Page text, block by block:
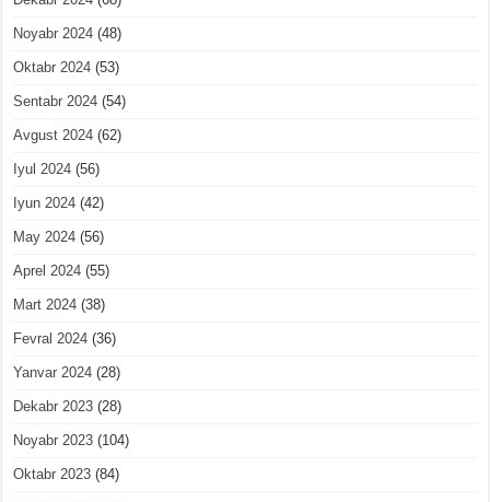
Noyabr 2024 (48)
Oktabr 2024 (53)
Sentabr 2024 (54)
Avgust 2024 (62)
Iyul 2024 (56)
Iyun 2024 (42)
May 2024 (56)
Aprel 2024 (55)
Mart 2024 (38)
Fevral 2024 (36)
Yanvar 2024 (28)
Dekabr 2023 (28)
Noyabr 2023 (104)
Oktabr 2023 (84)